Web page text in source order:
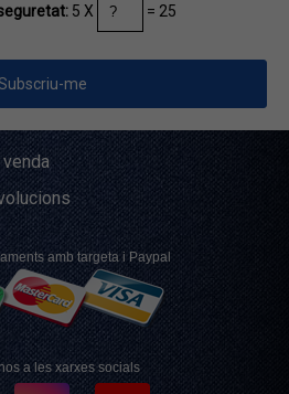
5 X = 25
amb targeta i Paypal
a les xarxes socials